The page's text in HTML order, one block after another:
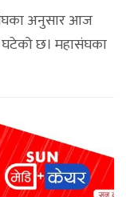
अनुसार आज
छ। महासंघका
लाख ८४ हजार